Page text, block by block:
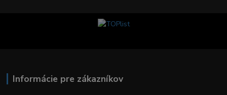
Informácie pre zákazníkov